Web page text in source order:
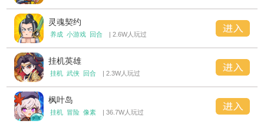
灵魂契约
养成 小游戏 回合 | 2.6W人玩过
挂机英雄
挂机 武侠 回合 | 2.3W人玩过
枫叶岛
挂机 冒险 像素 | 36.7W人玩过